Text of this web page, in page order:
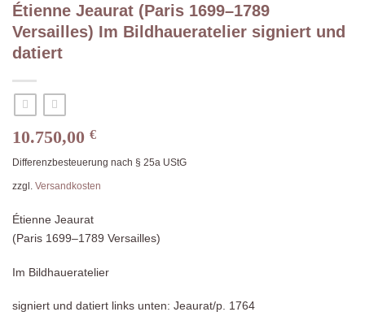
Étienne Jeaurat (Paris 1699–1789
Versailles) Im Bildhaueratelier signiert und
datiert
10.750,00 €
Differenzbesteuerung nach § 25a UStG
zzgl. Versandkosten
Étienne Jeaurat
(Paris 1699–1789 Versailles)
Im Bildhaueratelier
signiert und datiert links unten: Jeaurat/p. 1764